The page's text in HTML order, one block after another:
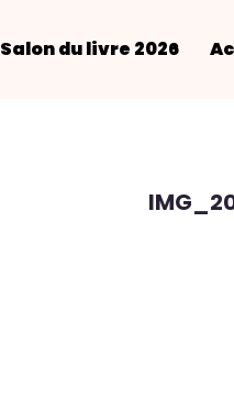
Salon du livre 2026